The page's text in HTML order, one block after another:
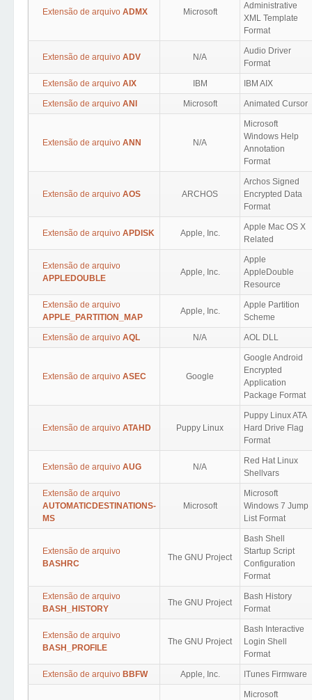
Extensão de arquivo ADMX Microsoft
Administrative
XML Template
Format
Extensão de arquivo ADV N/A
Audio Driver
Format
Extensão de arquivo AIX IBM IBM AIX
Extensão de arquivo ANI Microsoft Animated Cursor
Extensão de arquivo ANN N/A
Microsoft
Windows Help
Annotation
Format
Extensão de arquivo AOS ARCHOS
Archos Signed
Encrypted Data
Format
Extensão de arquivo APDISK Apple, Inc.
Apple Mac OS X
Related
Extensão de arquivo
APPLEDOUBLE
Apple, Inc.
Apple
AppleDouble
Resource
Extensão de arquivo
APPLE_PARTITION_MAP
Apple, Inc.
Apple Partition
Scheme
Extensão de arquivo AQL N/A AOL DLL
Extensão de arquivo ASEC Google
Google Android
Encrypted
Application
Package Format
Extensão de arquivo ATAHD Puppy Linux
Puppy Linux ATA
Hard Drive Flag
Format
Extensão de arquivo AUG N/A
Red Hat Linux
Shellvars
Extensão de arquivo
AUTOMATICDESTINATIONS-
MS
Microsoft
Microsoft
Windows 7 Jump
List Format
Extensão de arquivo
BASHRC
The GNU Project
Bash Shell
Startup Script
Configuration
Format
Extensão de arquivo
BASH_HISTORY
The GNU Project
Bash History
Format
Extensão de arquivo
BASH_PROFILE
The GNU Project
Bash Interactive
Login Shell
Format
Extensão de arquivo BBFW Apple, Inc. ITunes Firmware
Microsoft